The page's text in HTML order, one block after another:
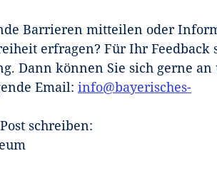
Barrieren mitteilen oder
erfragen? Für Ihr Feedback
Dann können Sie sich gerne an
Email: info@bayerisches-
schreiben: